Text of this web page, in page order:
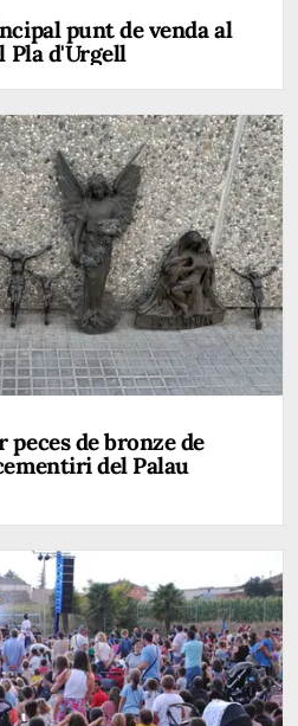
punt de venda al
Pla d'Urgell
de bronze de
del Palau